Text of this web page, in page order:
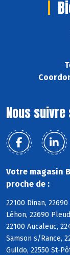
Nous
Votre magasin
proche de :
22100 Dinan,
Léhon, 22690
22100 Aucaleuc,
Samson s/Rance,
Guildo, 22550 St-